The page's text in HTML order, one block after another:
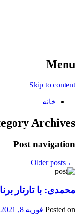
Menu
Skip to content
خانه
Archives:
Post navigation
←
محمدی: با تارتار
Posted on فوریه 8, 2021